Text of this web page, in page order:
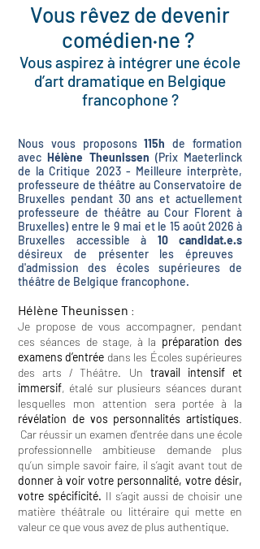
Vous rêvez de devenir
comédien·ne ?
Vous aspirez à intégrer une école
d’art dramatique en Belgique
francophone ?
Nous vous proposons115h de formation
avecHélène Theunissen (Prix Maeterlinck
de la Critique 2023 - Meilleure interprète,
professeure de théâtre au Conservatoire de
Bruxelles pendant 30 ans et actuellement
professeure de théâtre au Cour Florent à
Bruxelles) entre le 9 mai et le 15 août 2026 à
Bruxelles accessible à 10 candidat.e.s
désireux de présenter les épreuves
d'admission des écoles supérieures de
théâtre de Belgique francophone.
Hélène Theunissen :
Je propose de vous accompagner, pendant
ces séances de stage, à la préparation des
examens d’entrée dans les Écoles supérieures
des arts / Théâtre. Un travail intensif et
immersif, étalé sur plusieurs séances durant
lesquelles mon attention sera portée à la
révélation de vos personnalités artistiques.
Car réussir un examen d’entrée dans une école
professionnelle ambitieuse demande plus
qu’un simple savoir faire, il s’agit avant tout de
donner à voir votre personnalité, votre désir,
votre spécificité. Il s’agit aussi de choisir une
matière théâtrale ou littéraire qui mette en
valeur ce que vous avez de plus authentique.